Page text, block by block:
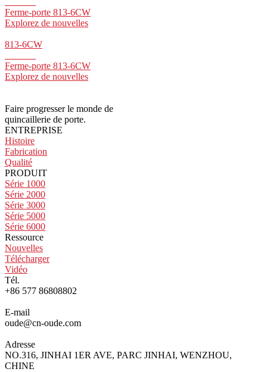
Ferme-porte 813-6CW
Explorez de nouvelles
813-6CW
Ferme-porte 813-6CW
Explorez de nouvelles
Faire progresser le monde de
quincaillerie de porte.
ENTREPRISE
Histoire
Fabrication
Qualité
PRODUIT
Série 1000
Série 2000
Série 3000
Série 5000
Série 6000
Ressource
Nouvelles
Télécharger
Vidéo
Tél.
+86 577 86808802
E-mail
oude@cn-oude.com
Adresse
NO.316, JINHAI 1ER AVE, PARC JINHAI, WENZHOU,
CHINE